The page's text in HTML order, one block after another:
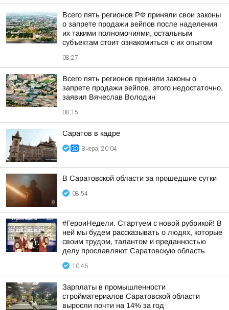
Всего пять регионов РФ приняли свои законы
о запрете продажи вейпов после наделения
их такими полномочиями, остальным
субъектам стоит ознакомиться с их опытом
08:27
Всего пять регионов приняли законы о
запрете продажи вейпов, этого недостаточно,
заявил Вячеслав Володин
08:15
Саратов в кадре
Вчера, 20:04
В Саратовской области за прошедшие сутки
08:54
#ГероиНедели. Стартуем с новой рубрикой! В
ней мы будем рассказывать о людях, которые
своим трудом, талантом и преданностью
делу прославляют Саратовскую область
10:46
Зарплаты в промышленности
стройматериалов Саратовской области
выросли почти на 14% за год